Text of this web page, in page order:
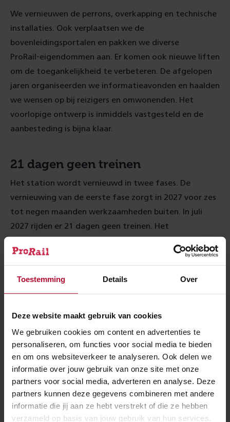
Toestemming Details Over
Deze website maakt gebruik van cookies
We gebruiken cookies om content en advertenties te
personaliseren, om functies voor social media te bieden
en om ons websiteverkeer te analyseren. Ook delen we
informatie over jouw gebruik van onze site met onze
partners voor social media, adverteren en analyse. Deze
partners kunnen deze gegevens combineren met andere
informatie die jij aan ze hebt verstrekt of die ze hebben
verzameld op basis van jouw gebruik van hun services.
We vernieuwen de perrons, overkapping en technische
installaties. Ook verplaatsen we de
bovenleidingsportalen en pakken we diverse
ProRail‑eigendommen aan. Er komen ook nieuwe liften
om de toegankelijkheid te verbeteren. De afgelopen
jaren organiseerden we informatieavonden en haalden
we wensen op bij reizigers en omwonenden. Het
voorlopige ontwerp is inmiddels vastgesteld en de
aanbesteding is bijna klaar.
21 dagen geen treinen
Het station wordt vernieuwd in twee fases. De
vernieuwing van de eerste fase zorgt in 2027 voor zes
tot negen maanden werkzaamheden buiten. In juli
2027 rijden er 21 dagen geen treinen. Het
Rotterdam‑zijde worden dan vernieuwd. In 2029 zijn
aan de centrumzijde aan de beurt.
balans tussen sociale veiligheid en ‘hufterproof’
materiaalkeuze. Het nieuwe ontwerp voldoet aan de
huidige eisen, is sociaal veilig, duurzaam en
toekomstbestendig.